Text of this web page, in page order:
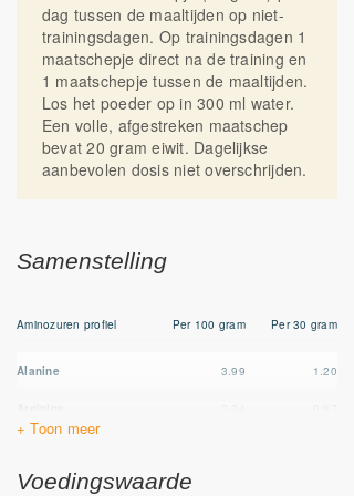
van jouw leefstijl.
We Spark your energy met Fittergy
Supplements!
*Goedgekeurde gezondheidsclaim
dag tussen de maaltijden op niet-
trainingsdagen. Op trainingsdagen 1
maatschepje direct na de training en
1 maatschepje tussen de maaltijden.
Los het poeder op in 300 ml water.
Een volle, afgestreken maatschep
bevat 20 gram eiwit. Dagelijkse
aanbevolen dosis niet overschrijden.
Samenstelling
Aminozuren profiel Per 100 gram Per 30 gram
Alanine 3.99 1.20
Cystine
Voedingswaarde